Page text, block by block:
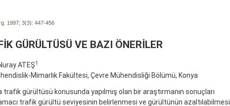
1997; 3(3): 447-456
GÜRÜLTÜSÜ VE BAZI ÖNERİLER
ATEŞ1
Mimarlık Fakültesi, Çevre Mühendisliği Bölümü, Konya
trafik gürültüsü konusunda yapılmış olan bir araştırmanın sonuçları
trafik gürültü seviyesinin belirlenmesi ve gürültünün azaltılabilmesi